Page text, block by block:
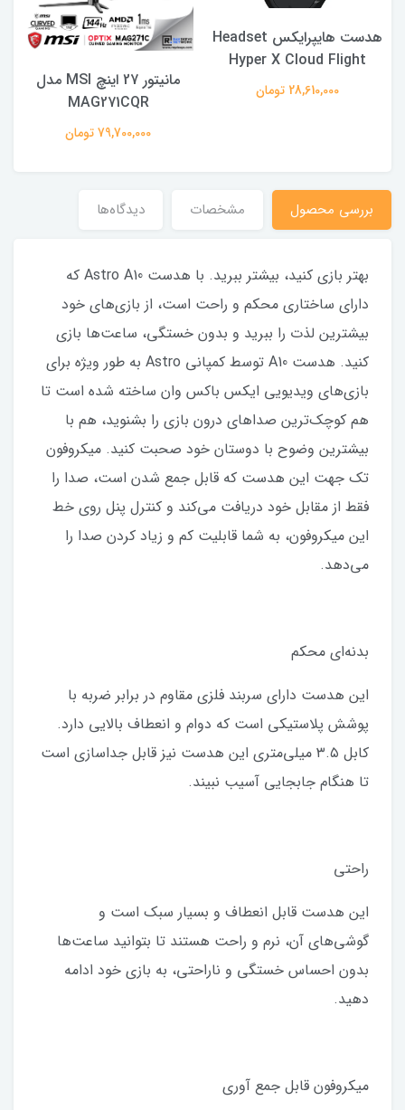
هدست هایپرایکس Headset
Hyper X Cloud Flight
28,610,000 تومان
مانیتور 27 اینچ MSI مدل
MAG271CQR
79,700,000 تومان
بررسى محصول مشخصات دیدگاه‌ها
بهتر بازی کنید، بیشتر ببرید. با هدست Astro A10 که
دارای ساختاری محکم و راحت است، از بازی‌های خود
بیشترین لذت را ببرید و بدون خستگی، ساعت‌ها بازی
کنید. هدست A10 توسط کمپانی Astro به طور ویژه برای
بازی‌های ویدیویی ایکس باکس وان ساخته شده است تا
هم کوچک‌ترین صداهای درون بازی را بشنوید، هم با
بیشترین وضوح با دوستان خود صحبت کنید. میکروفون
تک جهت این هدست که قابل جمع شدن است، صدا را
فقط از مقابل خود دریافت می‌کند و کنترل پنل روی خط
این میکروفون، به شما قابلیت کم و زیاد کردن صدا را
می‌دهد.
بدنه‌ای محکم
این هدست دارای سربند فلزی مقاوم در برابر ضربه با
پوشش پلاستیکی است که دوام و انعطاف بالایی دارد.
کابل ۳.۵ میلی‌متری این هدست نیز قابل جداسازی است
تا هنگام جابجایی آسیب نبیند.
راحتی
این هدست قابل انعطاف و بسیار سبک است و
گوشی‌های آن، نرم و راحت هستند تا بتوانید ساعت‌ها
بدون احساس خستگی و ناراحتی، به بازی خود ادامه
دهید.
میکروفون قابل جمع آوری